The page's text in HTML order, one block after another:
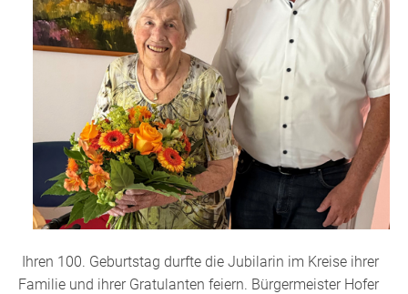
Ihren 100. Geburtstag durfte die Jubilarin im Kreise ihrer
Familie und ihrer Gratulanten feiern. Bürgermeister Hofer